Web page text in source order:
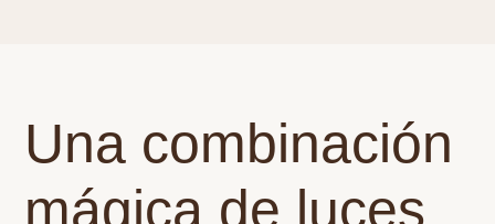
+502 23319990
Una combinación
mágica de luces